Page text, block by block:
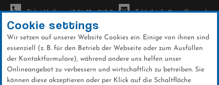
Direkt
zum
Ticket-Hotline: +49 56 32 - 960-0 E-Mail: info@sc-willingen.de
Cookie settings
Wir setzen auf unserer Website Cookies ein. Einige von ihnen sind
essenziell (z. B. für den Betrieb der Webseite oder zum Ausfüllen
der Kontaktformulare), während andere uns helfen unser
Onlineangebot zu verbessern und wirtschaftlich zu betreiben. Sie
können diese akzeptieren oder per Klick auf die Schaltfläche